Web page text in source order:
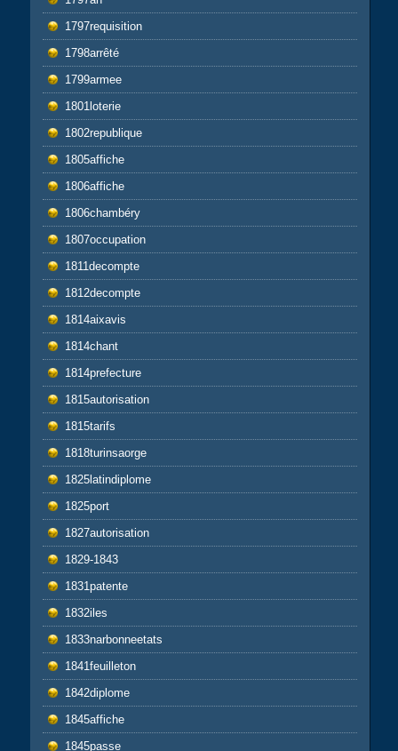
1797requisition
1798arrêté
1799armee
1801loterie
1802republique
1805affiche
1806affiche
1806chambéry
1807occupation
1811decompte
1812decompte
1814aixavis
1814chant
1814prefecture
1815autorisation
1815tarifs
1818turinsaorge
1825latindiplome
1825port
1827autorisation
1829-1843
1831patente
1832iles
1833narbonneetats
1841feuilleton
1842diplome
1845affiche
1845passe